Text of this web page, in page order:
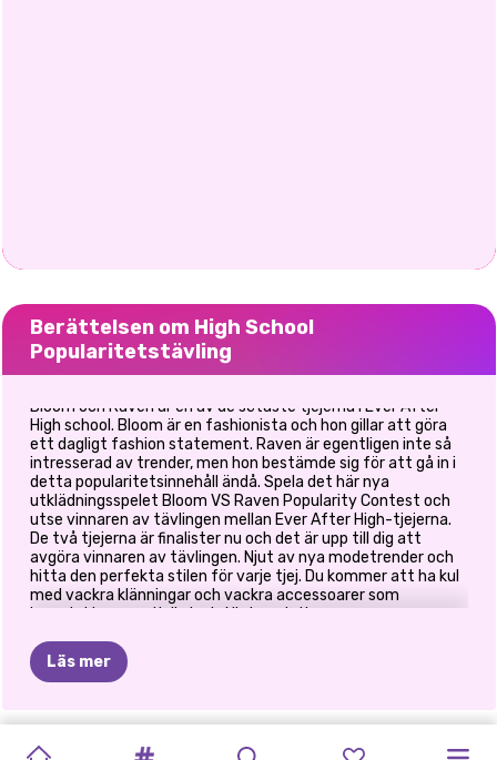
Berättelsen om High School
Popularitetstävling
Bloom och Raven är en av de sötaste tjejerna i Ever After
High school. Bloom är en fashionista och hon gillar att göra
ett dagligt fashion statement. Raven är egentligen inte så
intresserad av trender, men hon bestämde sig för att gå in i
detta popularitetsinnehåll ändå. Spela det här nya
utklädningsspelet Bloom VS Raven Popularity Contest och
utse vinnaren av tävlingen mellan Ever After High-tjejerna.
De två tjejerna är finalister nu och det är upp till dig att
avgöra vinnaren av tävlingen. Njut av nya modetrender och
hitta den perfekta stilen för varje tjej. Du kommer att ha kul
med vackra klänningar och vackra accessoarer som
kompletterar en tjejig look. Njut av det!
Läs mer
ELIZAS
BLONDINER
TILLBAKA PRINCESS MONSTER